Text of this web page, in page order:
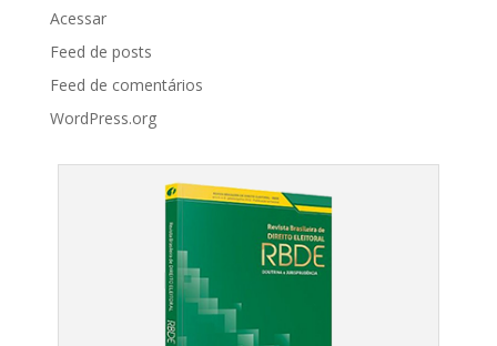
Acessar
Feed de posts
Feed de comentários
WordPress.org